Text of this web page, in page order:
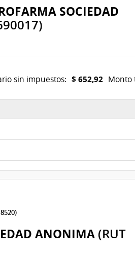
SOCIEDAD
sin impuestos: $ 652,92 Monto
ANONIMA (RUT